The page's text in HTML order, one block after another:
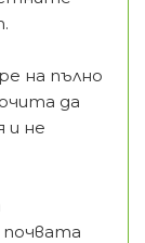
на пълно
да
и не